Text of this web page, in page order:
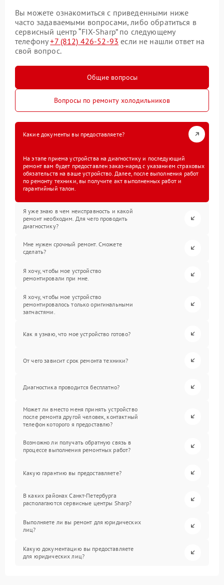
Вы можете ознакомиться с приведенными ниже
часто задаваемыми вопросами, либо обратиться в
сервисный центр “FIX-Sharp” по следующему
телефону+7 (812) 426-52-93 если не нашли ответ на
свой вопрос.
Общие вопросы
Вопросы по ремонту холодильников
Какие документы вы предоставляете?
На этапе приема устройства на диагностику и последующий
ремонт вам будет предоставлен заказ-наряд с указанием страховых
обязательств на ваше устройство. Далее, после выполнения работ
по ремонту техники, вы получите акт выполненных работ и
гарантийный талон.
Я уже знаю в чем неисправность и какой
ремонт необходим. Для чего проводить
диагностику?
Мне нужен срочный ремонт. Сможете
сделать?
Я хочу, чтобы мое устройство
ремонтировали при мне.
Я хочу, чтобы мое устройство
ремонтировалось только оригинальными
запчастями.
Как я узнаю, что мое устройство готово?
От чего зависит срок ремонта техники?
Диагностика проводится бесплатно?
Может ли вместо меня принять устройство
после ремонта другой человек, контактный
телефон которого я предоставлю?
Возможно ли получать обратную связь в
процессе выполнения ремонтных работ?
Какую гарантию вы предоставляете?
В каких районах Санкт-Петербурга
располагаются сервисные центры Sharp?
Выполняете ли вы ремонт для юридических
лиц?
Какую документацию вы предоставляете
для юридических лиц?